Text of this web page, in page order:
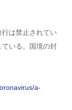
は禁止されてい
いる。国境の封
a-